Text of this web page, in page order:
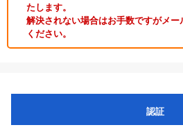
たします。
解決されない場合はお手数ですがメ
ください。
認証